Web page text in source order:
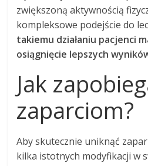
zwiększoną aktywnością
kompleksowe podejście do
takiemu działaniu pacjenci
osiągnięcie lepszych
Jak
zaparciom?
Aby skutecznie uniknąć
kilka istotnych modyfikacji w